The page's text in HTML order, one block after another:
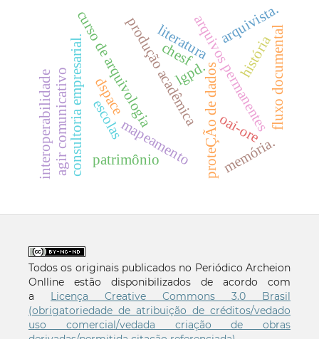
curso de arquivologia arquivos permanentes
proteÇÃo de dados
lgpd.
consultoria empresarial. produção acadêmica
mapeamento
literatura arquivista.
memória.
escolas fluxo documental
agir comunicativo
chesf história
patrimônio
interoperabilidade dspace
oai-ore
Todos os originais publicados no Periódico Archeion
Onlline estão disponibilizados de acordo com
a
Licença Creative Commons 3.0 Brasil
(obrigatoriedade de atribuição de créditos/vedado
uso comercial/vedada criação de obras